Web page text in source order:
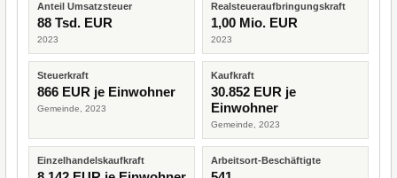
Anteil Umsatzsteuer
88 Tsd. EUR
2023
Realsteueraufbringungskraft
1,00 Mio. EUR
2023
Steuerkraft
866 EUR je Einwohner
Gemeinde, 2023
Kaufkraft
30.852 EUR je
Einwohner
Gemeinde, 2023
Einzelhandelskaufkraft Arbeitsort-Beschäftigte